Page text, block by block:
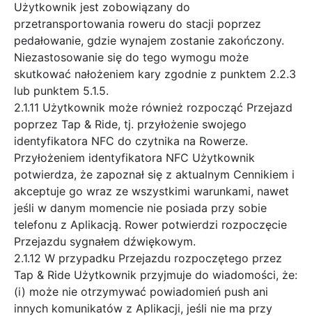
Użytkownik jest zobowiązany do
przetransportowania roweru do stacji poprzez
pedałowanie, gdzie wynajem zostanie zakończony.
Niezastosowanie się do tego wymogu może
skutkować nałożeniem kary zgodnie z punktem 2.2.3
lub punktem 5.1.5.
2.1.11 Użytkownik może również rozpocząć Przejazd
poprzez Tap & Ride, tj. przyłożenie swojego
identyfikatora NFC do czytnika na Rowerze.
Przyłożeniem identyfikatora NFC Użytkownik
potwierdza, że zapoznał się z aktualnym Cennikiem i
akceptuje go wraz ze wszystkimi warunkami, nawet
jeśli w danym momencie nie posiada przy sobie
telefonu z Aplikacją. Rower potwierdzi rozpoczęcie
Przejazdu sygnałem dźwiękowym.
2.1.12 W przypadku Przejazdu rozpoczętego przez
Tap & Ride Użytkownik przyjmuje do wiadomości, że:
(i) może nie otrzymywać powiadomień push ani
innych komunikatów z Aplikacji, jeśli nie ma przy